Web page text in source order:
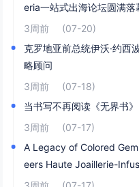
eria一站式出海论坛圆满落
3周前
(07-20)
克罗地亚前总统伊沃·约西
略顾问
3周前
(07-18)
当书写不再阅读《无界书
3周前
(07-17)
A Legacy of Colored
eers Haute Joaillerie-